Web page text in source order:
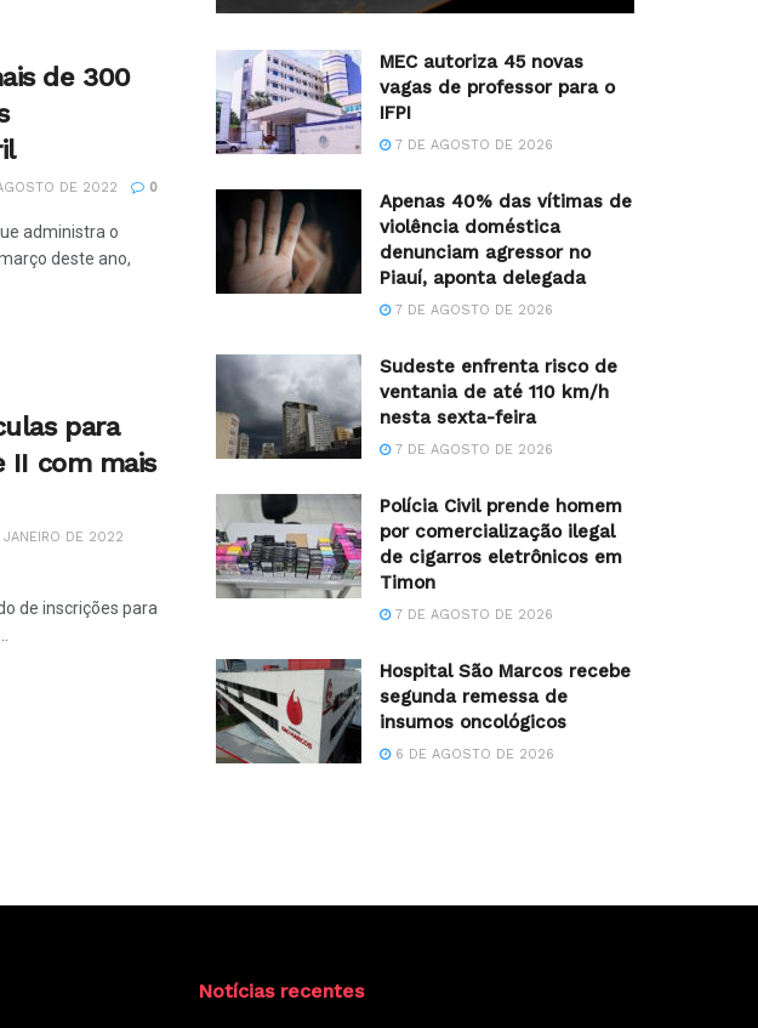
de 300
DE 2022 0
administra o
deste ano,
para
II com mais
DE 2022
de inscrições para
MEC autoriza 45 novas
vagas de professor para o
IFPI
7 DE AGOSTO DE 2026
Apenas 40% das vítimas de
violência doméstica
denunciam agressor no
Piauí, aponta delegada
7 DE AGOSTO DE 2026
Sudeste enfrenta risco de
ventania de até 110 km/h
nesta sexta-feira
7 DE AGOSTO DE 2026
Polícia Civil prende homem
por comercialização ilegal
de cigarros eletrônicos em
Timon
7 DE AGOSTO DE 2026
Hospital São Marcos recebe
segunda remessa de
insumos oncológicos
6 DE AGOSTO DE 2026
Notícias recentes